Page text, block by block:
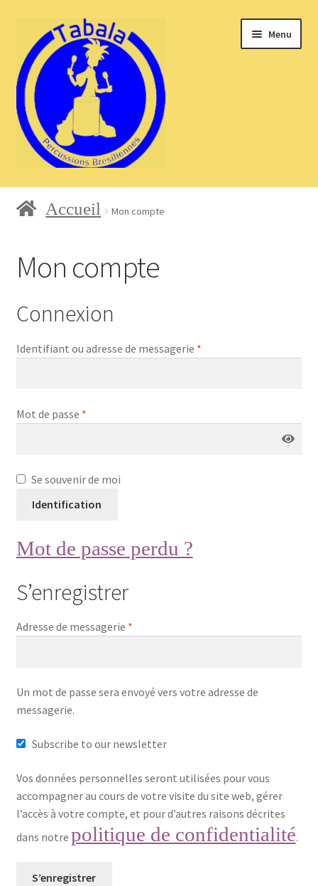
Aller
la
navigation
Aller
au
contenu
Menu
Accueil
Blog
Boutique
Page d’exemple
Accueil Mon compte
Mon compte
Connexion
Identifiant ou adresse de messagerie *
Mot de passe *
Se souvenir de moi
Identification
Mot de passe perdu ?
S’enregistrer
Adresse de messagerie *
Un mot de passe sera envoyé vers votre adresse de
messagerie.
Subscribe to our newsletter
Vos données personnelles seront utilisées pour vous
accompagner au cours de votre visite du site web, gérer
l’accès à votre compte, et pour d’autres raisons décrites
dans notre politique de confidentialité.
S’enregistrer